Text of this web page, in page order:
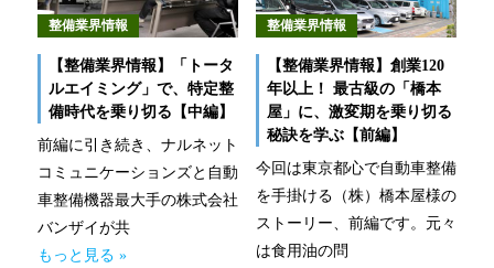
整備業界情報
【整備業界情報】「トータ
ルエイミング」で、特定整
備時代を乗り切る【中編】
前編に引き続き、ナルネット
コミュニケーションズと自動
車整備機器最大手の株式会社
バンザイが共
もっと見る »
整備業界情報
【整備業界情報】創業120
年以上！ 最古級の「橋本
屋」に、激変期を乗り切る
秘訣を学ぶ【前編】
今回は東京都心で自動車整備
を手掛ける（株）橋本屋様の
ストーリー、前編です。元々
は食用油の問
緊急ロードサービス
一般企業のお客様
自動車メンテナンス受託(NMS)
自動車リース
車両買取